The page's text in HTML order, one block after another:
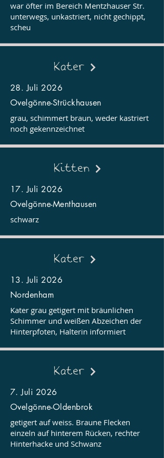
war öfter im Bereich Mentzhauser Str.
unterwegs, unkastriert, nicht gechippt,
scheu
Kater
28. Juli 2026
Ovelgönne-Strückhausen
grau, schimmert braun, weder kastriert
noch gekennzeichnet
Kitten
17. Juli 2026
Ovelgönne-Menthausen
schwarz
Kater
13. Juli 2026
Nordenham
Kater grau getigert mit bräunlichen
Schimmer und weißen Abzeichen der
Hinterpfoten, Halterin informiert
Kater
7. Juli 2026
Ovelgönne-Oldenbrok
getigert auf weiss. Braune Flecken
einzeln auf hinterem Rücken, rechter
Hinterhacke und Schwanz